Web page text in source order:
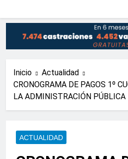
Inicio
Actualidad
CRONOGRAMA DE PAGOS 1º
LA ADMINISTRACIÓN PÚBLICA
ACTUALIDAD